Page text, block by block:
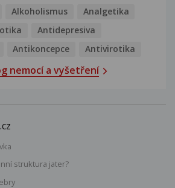
Alkoholismus
Analgetika
Antidepresiva
Antikoncepce Antivirotika
nemocí a vyšetření
struktura jater?